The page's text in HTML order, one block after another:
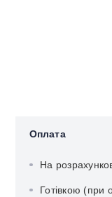
Оплата
На
Готівкою (при